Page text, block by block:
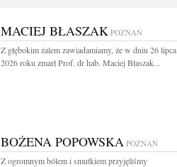
MACIEJ BŁASZAK POZNAŃ
Z głębokim żalem zawiadamiamy, że w dniu 26 lipca
2026 roku zmarł Prof. dr hab. Maciej Błaszak...
BOŻENA POPOWSKA POZNAŃ
Z ogromnym bólem i smutkiem przyjęliśmy